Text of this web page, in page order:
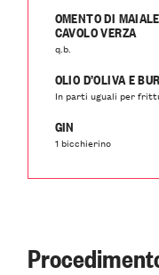
OMENTO DI
CAVOLO VERZA
q.b.
OLIO D’OLIVA E
In parti uguali per
GIN
1 bicchierino